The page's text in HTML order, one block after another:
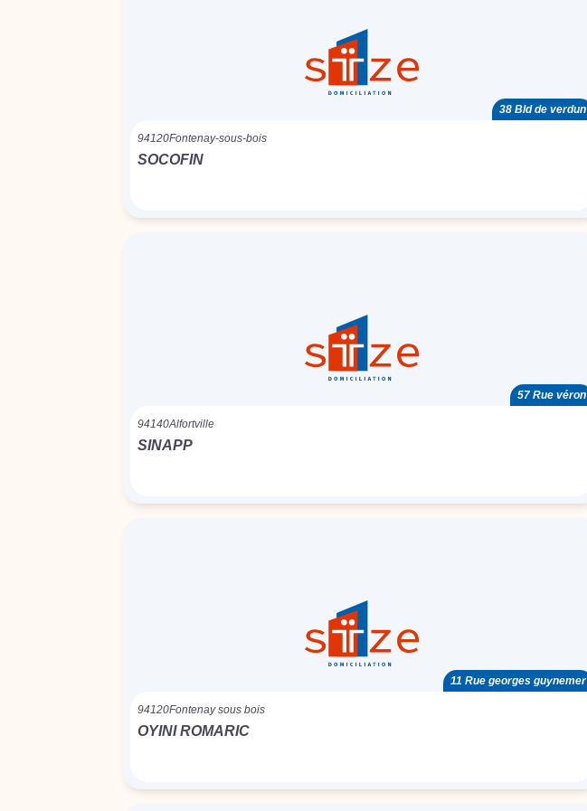
38 Bld de verdun
94120Fontenay-sous-bois
SOCOFIN
57 Rue véron
94140Alfortville
SINAPP
11 Rue georges guynemer
94120Fontenay sous bois
OYINI ROMARIC